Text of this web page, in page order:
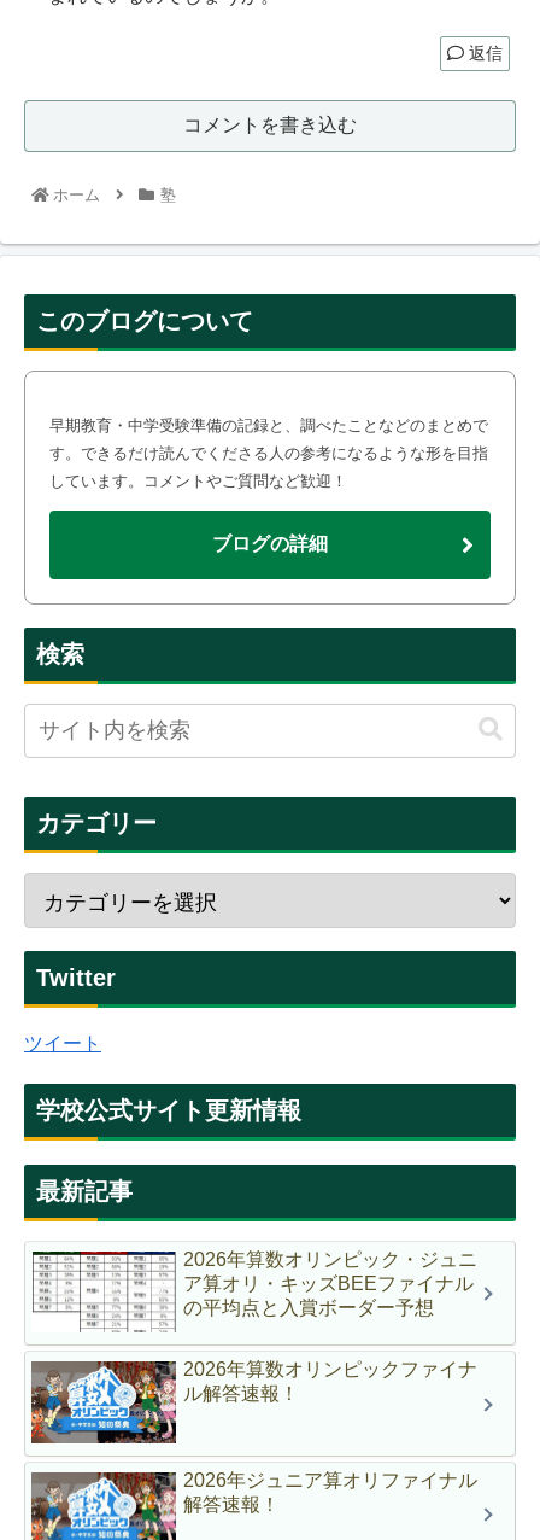
返信
コメントを書き込む
ホーム 塾
このブログについて
早期教育・中学受験準備の記録と、調べたことなどのまとめで
す。できるだけ読んでくださる人の参考になるような形を目指
しています。コメントやご質問など歓迎！
ブログの詳細
検索
カテゴリー
Twitter
ツイート
学校公式サイト更新情報
最新記事
2026年算数オリンピック・ジュニ
ア算オリ・キッズBEEファイナル
の平均点と入賞ボーダー予想
2026年算数オリンピックファイナ
ル解答速報！
2026年ジュニア算オリファイナル
解答速報！